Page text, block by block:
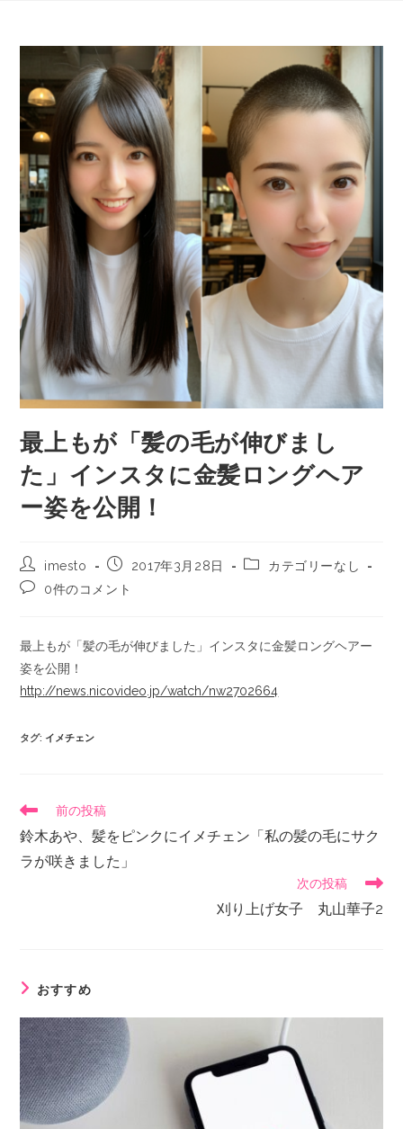
最上もが「髪の毛が伸びまし
た」インスタに金髪ロングヘア
ー姿を公開！
imesto 2017年3月28日
カテゴリーなし
0件のコメント
最上もが「髪の毛が伸びました」インスタに金髪ロングヘアー
姿を公開！
http://news.nicovideo.jp/watch/nw2702664
タグ: イメチェン
前の投稿
鈴木あや、髪をピンクにイメチェン「私の髪の毛にサク
ラが咲きました」
次の投稿
刈り上げ女子 丸山華子2
おすすめ